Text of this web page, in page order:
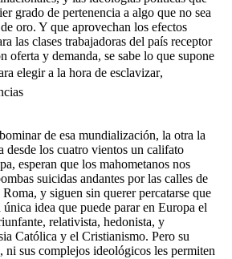
grado de pertenencia a algo que no sea
oro. Y que aprovechan los efectos
las clases trabajadoras del país receptor
oferta y demanda, se sabe lo que supone
elegir a la hora de esclavizar,
de esa mundialización, la otra la
desde los cuatro vientos un califato
esperan que los mahometanos nos
suicidas andantes por las calles de
y siguen sin querer percatarse que
idea que puede parar en Europa el
relativista, hedonista, y
Católica y el Cristianismo. Pero su
ni sus complejos ideológicos les permiten